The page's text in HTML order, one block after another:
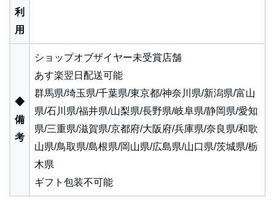
利
用
◆
備
考
ショップオブザイヤー未受賞店舗
あす楽翌日配送可能
群馬県/埼玉県/千葉県/東京都/神奈川県/新潟県/富山
県/石川県/福井県/山梨県/長野県/岐阜県/静岡県/愛知
県/三重県/滋賀県/京都府/大阪府/兵庫県/奈良県/和歌
山県/鳥取県/島根県/岡山県/広島県/山口県/茨城県/栃
木県
ギフト包装不可能